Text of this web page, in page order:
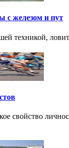
с железом и пут
техникой,
свойство